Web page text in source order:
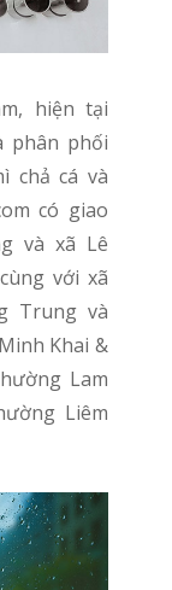
phân phối
chả cá và
có giao
và xã Lê
với xã
Trung và
Khai &
Lam
Liêm